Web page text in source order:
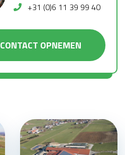
+31 (0)6 11 39 99 40
CONTACT OPNEMEN